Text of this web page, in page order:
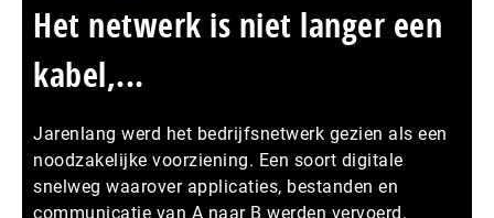
Het netwerk is niet langer een
kabel,...
Jarenlang werd het bedrijfsnetwerk gezien als een
noodzakelijke voorziening. Een soort digitale
snelweg waarover applicaties, bestanden en
communicatie van A naar B werden vervoerd.